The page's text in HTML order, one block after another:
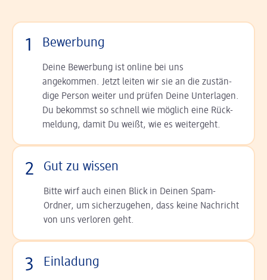
1 Bewerbung
Deine Bewerbung ist online bei uns
angekommen. Jetzt leiten wir sie an die zu­stän­
dige Person weiter und prüfen Deine Unterlagen.
Du bekommst so schnell wie möglich eine Rück­
meldung, damit Du weißt, wie es weitergeht.
2 Gut zu wissen
Bitte wirf auch einen Blick in Deinen Spam-
Ordner, um sicherzugehen, dass keine Nachricht
von uns verloren geht.
3 Einladung